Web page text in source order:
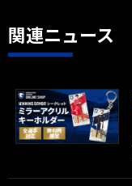
関連ニュース